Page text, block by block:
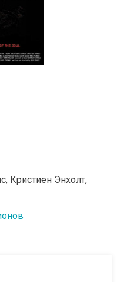
Кристиен Энхолт,